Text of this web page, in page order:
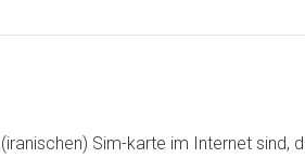
Sim-karte im Internet sind,